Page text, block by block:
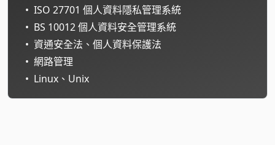
• ISO 27701 個人資料隱私管理系統
• BS 10012 個人資料安全管理系統
• 資通安全法、個人資料保護法
• 網路管理
• Linux、Unix